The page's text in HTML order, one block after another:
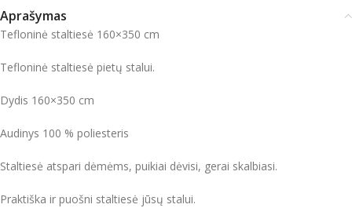
Aprašymas
Tefloninė staltiesė 160×350 cm
Tefloninė staltiesė pietų stalui.
Dydis 160×350 cm
Audinys 100 % poliesteris
Staltiesė atspari dėmėms, puikiai dėvisi, gerai skalbiasi.
Praktiška ir puošni staltiesė jūsų stalui.